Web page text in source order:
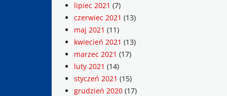
lipiec 2021 (7)
czerwiec 2021 (13)
maj 2021 (11)
kwiecień 2021 (13)
marzec 2021 (17)
luty 2021 (14)
styczeń 2021 (15)
grudzień 2020 (17)